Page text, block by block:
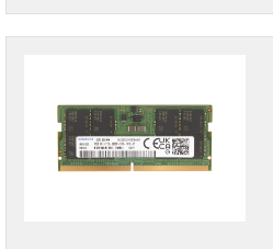
хранения
LCD
панели